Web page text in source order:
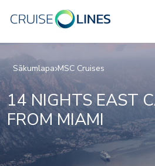
Sākumlapa MSC Cruises
14 NIGHTS EAST
FROM MIAMI